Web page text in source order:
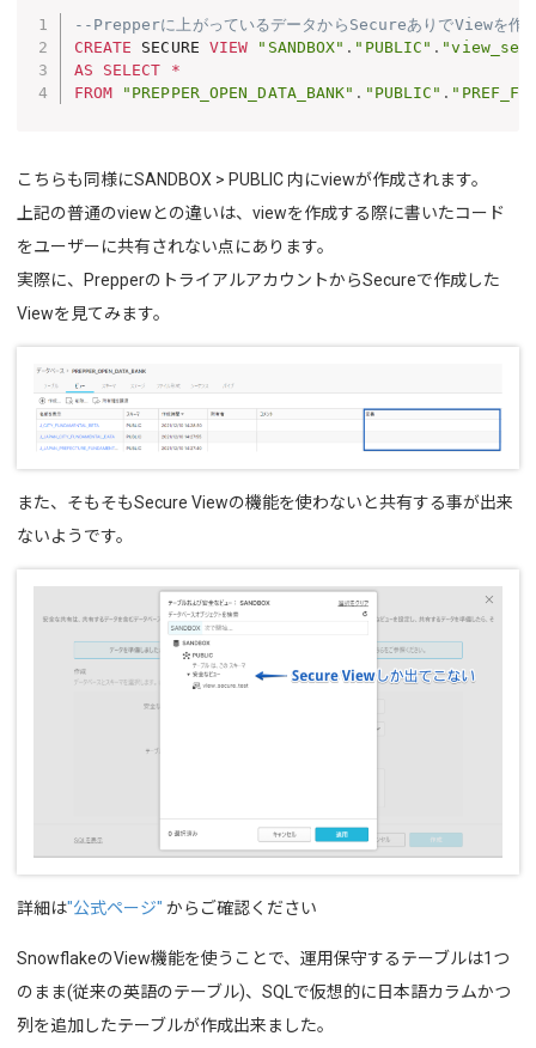
--Prepperに上がっているデータからSecureありでViewを作
CREATE SECURE VIEW "SANDBOX" . "PUBLIC" .
AS
SELECT
*
FROM
"PREPPER_OPEN_DATA_BANK" . "PUBLIC" .
こちらも同様にSANDBOX > PUBLIC 内にviewが作成されます。
上記の普通のviewとの違いは、viewを作成する際に書いたコード
をユーザーに共有されない点にあります。
実際に、PrepperのトライアルアカウントからSecureで作成した
Viewを見てみます。
また、そもそもSecure Viewの機能を使わないと共有する事が出来
ないようです。
詳細は"公式ページ" からご確認ください
SnowflakeのView機能を使うことで、運用保守するテーブルは1つ
のまま(従来の英語のテーブル)、SQLで仮想的に日本語カラムかつ
列を追加したテーブルが作成出来ました。